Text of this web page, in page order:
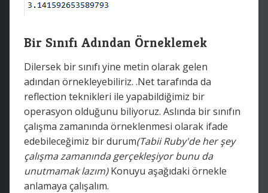
Bir Sınıfı Adından Örneklemek
Dilersek bir sınıfı yine metin olarak gelen
adından örnekleyebiliriz. .Net tarafında da
reflection teknikleri ile yapabildiğimiz bir
operasyon olduğunu biliyoruz. Aslında bir sınıfın
çalışma zamanında örneklenmesi olarak ifade
edebileceğimiz bir durum(Tabii Ruby'de her şey
çalışma zamanında gerçekleşiyor bunu da
unutmamak lazım)Konuyu aşağıdaki örnekle
anlamaya çalışalım.